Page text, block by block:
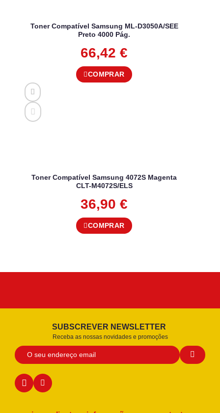
Toner Compatível Samsung ML-D3050A/SEE
Preto 4000 Pág.
66,42 €
COMPRAR
Toner Compatível Samsung 4072S Magenta
CLT-M4072S/ELS
36,90 €
COMPRAR
SUBSCREVER NEWSLETTER
Receba as nossas novidades e promoções